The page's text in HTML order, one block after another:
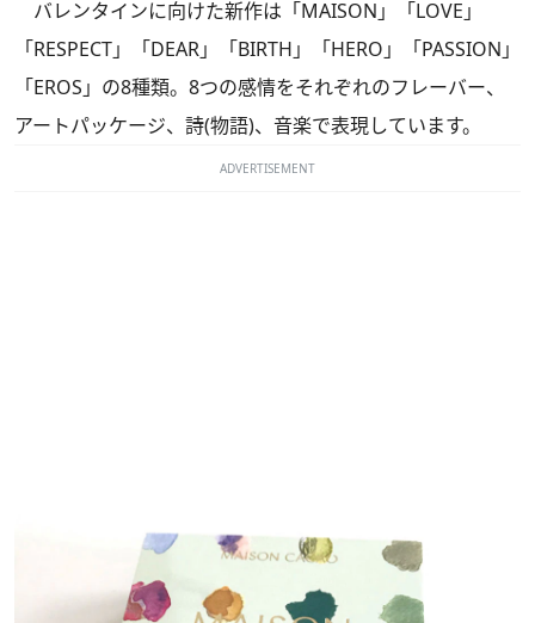
バレンタインに向けた新作は「MAISON」「LOVE」
「RESPECT」「DEAR」「BIRTH」「HERO」「PASSION」
「EROS」の8種類。8つの感情をそれぞれのフレーバー、
アートパッケージ、詩(物語)、音楽で表現しています。
ADVERTISEMENT